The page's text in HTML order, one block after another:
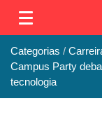
Categorias
Campus Party
tecnologia